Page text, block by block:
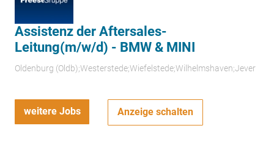
Assistenz der Aftersales-
Leitung(m/w/d) - BMW & MINI
Oldenburg (Oldb);Westerstede;Wiefelstede;Wilhelmshaven;Jever
weitere Jobs Anzeige schalten